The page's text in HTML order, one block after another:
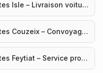
Convoyeur automobile Nantes Isle – Livraison voiture
Convoyeur automobile Nantes Couzeix – Convoyage auto
Convoyeur automobile Nantes Feytiat – Service professionnel